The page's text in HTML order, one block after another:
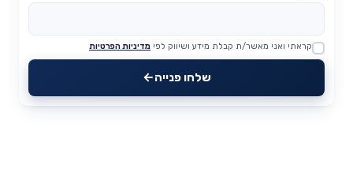
Website
קראתי ואני מאשר/ת קבלת מידע ושיווק לפי מדיניות הפרטיות
שלחו פנייה